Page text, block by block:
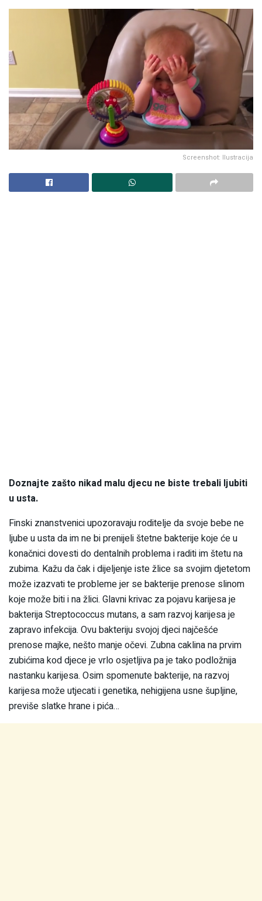
Screenshot: Ilustracija
Doznajte zašto nikad malu djecu ne biste trebali ljubiti
u usta.
Finski znanstvenici upozoravaju roditelje da svoje bebe ne
ljube u usta da im ne bi prenijeli štetne bakterije koje će u
konačnici dovesti do dentalnih problema i raditi im štetu na
zubima. Kažu da čak i dijeljenje iste žlice sa svojim djetetom
može izazvati te probleme jer se bakterije prenose slinom
koje može biti i na žlici. Glavni krivac za pojavu karijesa je
bakterija Streptococcus mutans, a sam razvoj karijesa je
zapravo infekcija. Ovu bakteriju svojoj djeci najčešće
prenose majke, nešto manje očevi. Zubna caklina na prvim
zubićima kod djece je vrlo osjetljiva pa je tako podložnija
nastanku karijesa. Osim spomenute bakterije, na razvoj
karijesa može utjecati i genetika, nehigijena usne šupljine,
previše slatke hrane i pića…